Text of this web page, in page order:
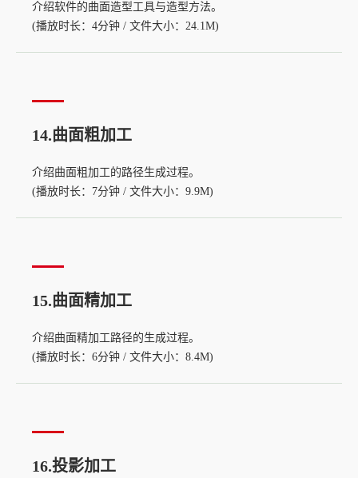
介绍软件的曲面造型工具与造型方法。
(播放时长：4分钟 / 文件大小：24.1M)
14.曲面粗加工
介绍曲面粗加工的路径生成过程。
(播放时长：7分钟 / 文件大小：9.9M)
15.曲面精加工
介绍曲面精加工路径的生成过程。
(播放时长：6分钟 / 文件大小：8.4M)
16.投影加工